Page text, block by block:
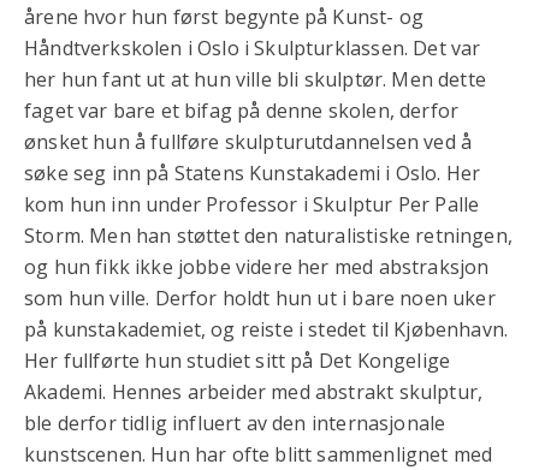
årene hvor hun først begynte på Kunst- og
Håndtverkskolen i Oslo i Skulpturklassen. Det var
her hun fant ut at hun ville bli skulptør. Men dette
faget var bare et bifag på denne skolen, derfor
ønsket hun å fullføre skulpturutdannelsen ved å
søke seg inn på Statens Kunstakademi i Oslo. Her
kom hun inn under Professor i Skulptur Per Palle
Storm. Men han støttet den naturalistiske retningen,
og hun fikk ikke jobbe videre her med abstraksjon
som hun ville. Derfor holdt hun ut i bare noen uker
på kunstakademiet, og reiste i stedet til Kjøbenhavn.
Her fullførte hun studiet sitt på Det Kongelige
Akademi. Hennes arbeider med abstrakt skulptur,
ble derfor tidlig influert av den internasjonale
kunstscenen. Hun har ofte blitt sammenlignet med